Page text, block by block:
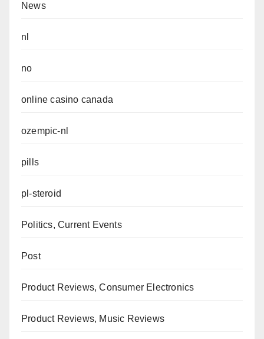
News
nl
no
online casino canada
ozempic-nl
pills
pl-steroid
Politics, Current Events
Post
Product Reviews, Consumer Electronics
Product Reviews, Music Reviews